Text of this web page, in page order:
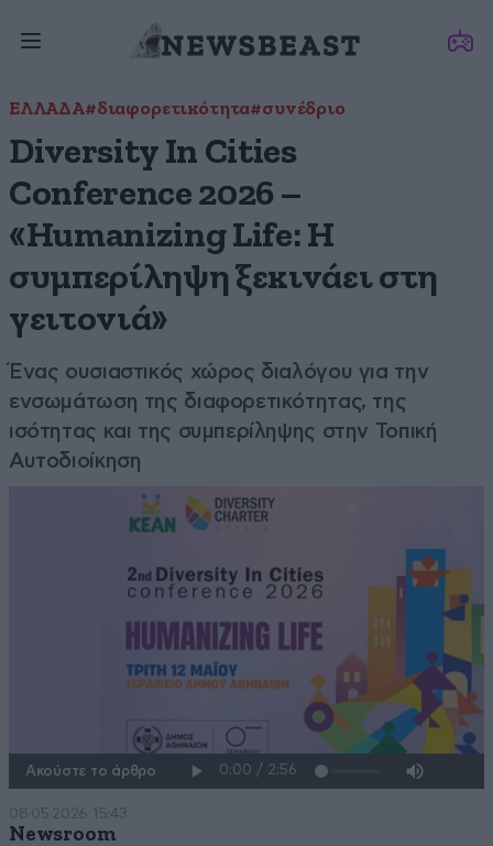
ΕΛΛΑΔΑ#διαφορετικότητα#συνέδριο
Diversity In Cities
Conference 2026 –
«Humanizing Life: Η
συμπερίληψη ξεκινάει στη
γειτονιά»
Ένας ουσιαστικός χώρος διαλόγου για την
ενσωμάτωση της διαφορετικότητας, της
ισότητας και της συμπερίληψης στην Τοπική
Αυτοδιοίκηση
Ακούστε το άρθρο
08·05·2026 15:43
Newsroom